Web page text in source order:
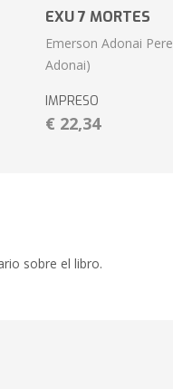
EXU 7 MORTES
Emerson Adonai
Adonai)
IMPRESO
€ 22,34
sobre el libro.